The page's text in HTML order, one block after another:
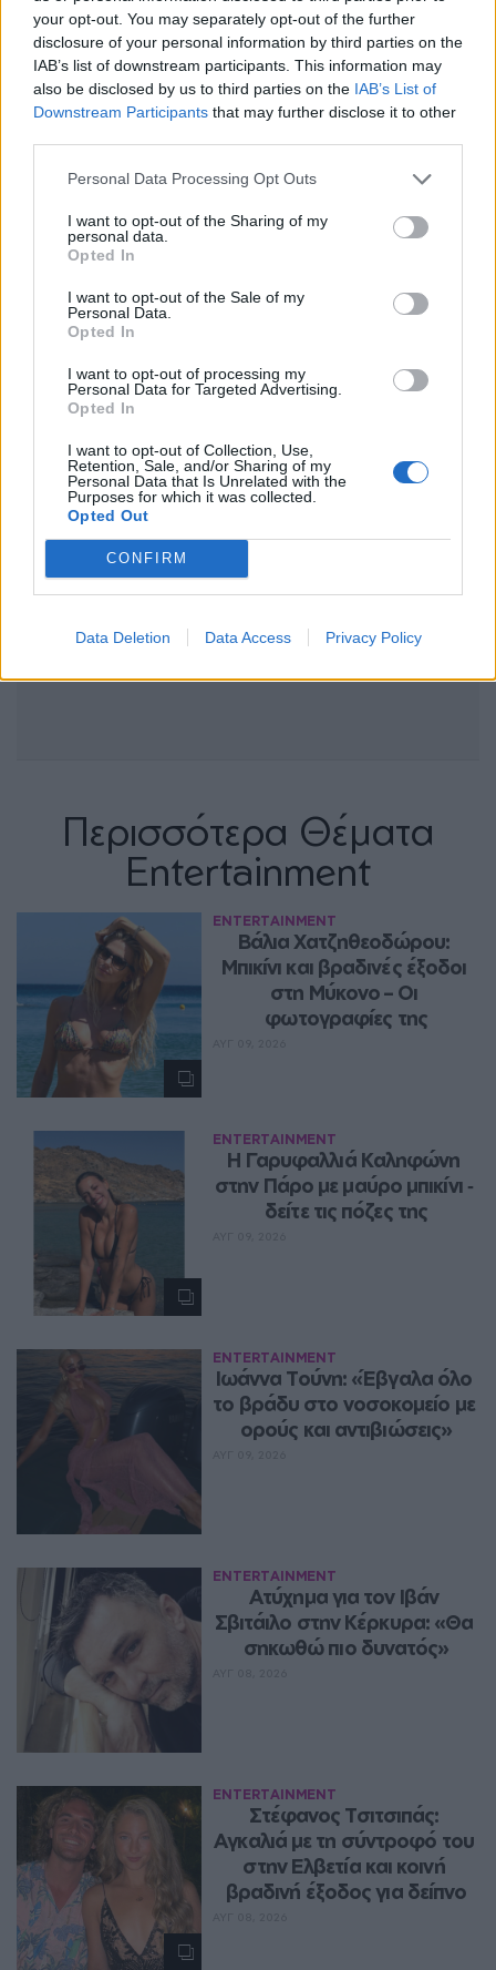
your opt-out. You may separately opt-out of the further
disclosure of your personal information by third parties on the
IAB’s list of downstream participants. This information may
also be disclosed by us to third parties on the IAB’s List of
Downstream Participants that may further disclose it to other
Personal Data Processing Opt Outs
I want to opt-out of the Sharing of my
personal data.
Opted In
I want to opt-out of the Sale of my
Personal Data.
Opted In
I want to opt-out of processing my
Personal Data for Targeted Advertising.
Opted In
I want to opt-out of Collection, Use,
Retention, Sale, and/or Sharing of my
Personal Data that Is Unrelated with the
Purposes for which it was collected.
Opted Out
CONFIRM
Data Deletion Data Access Privacy Policy
Ακολουθήστε το Pink.gr στοGoogle Newsκαι
μάθετε πρώτοι τα πιο hot νέα.
ΔΙΑΦΗΜΙΣΗ
Περισσότερα Θέματα
Entertainment
ENTERTAINMENT
Βάλια Χατζηθεοδώρου:
Μπικίνι και βραδινές έξοδοι
στη Μύκονο – Οι
φωτογραφίες της
ENTERTAINMENT
Η Γαρυφαλλιά Καληφώνη
στην Πάρο με μαύρο μπικίνι ‑
δείτε τις πόζες της
ENTERTAINMENT
Ιωάννα Τούνη: «Έβγαλα όλο
το βράδυ στο νοσοκομείο με
ορούς και αντιβιώσεις»
ENTERTAINMENT
Ατύχημα για τον Ιβάν
Σβιτάιλο στην Κέρκυρα: «Θα
σηκωθώ πιο δυνατός»
ENTERTAINMENT
Στέφανος Τσιτσιπάς:
Αγκαλιά με τη σύντροφό του
στην Ελβετία και κοινή
βραδινή έξοδος για δείπνο